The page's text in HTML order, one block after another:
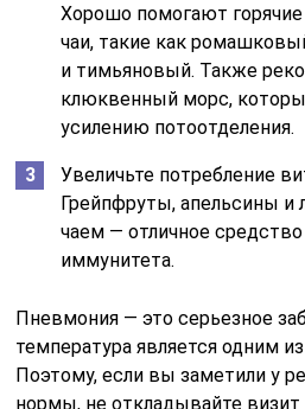
Хорошо помогают
чаи, такие как
и тимьяновый. Также
клюквенный морс,
усилению потоотделения.
Увеличьте потребление
Грейпфруты, апельсины и
чаем — отличное
иммунитета.
Пневмония — это серьезное
температура является одним
Поэтому, если вы заметили у
нормы, не откладывайте